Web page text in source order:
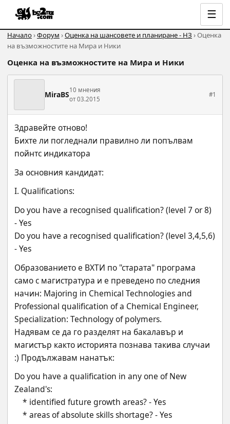
☰
Начало›Форум ›Оценка на шансовете и планиране - НЗ › Оценка
на възможностите на Мира и Ники
Оценка на възможностите на Мира и Ники
MiraBS10 мнения
от 03.2015
#1
Здравейте отново!
Бихте ли погледнали правилно ли попълвам
пойнтс индикатора
За основния кандидат:
I. Qualifications:
Do you have a recognised qualification? (level 7 or 8)
- Yes
Do you have a recognised qualification? (level 3,4,5,6)
- Yes
Образованието е ВХТИ по "старата" програма
само с магистратура и е преведено по следния
начин: Majoring in Chemical Technologies and
Professional qualification of a Chemical Engineer,
Specialization: Technology of polymers.
Надявам се да го разделят на бакалавър и
магистър както историята познава такива случаи
:) Продължавам нанатък:
Do you have a qualification in any one of New
Zealand's:
    * identified future growth areas? - Yes
    * areas of absolute skills shortage? - Yes